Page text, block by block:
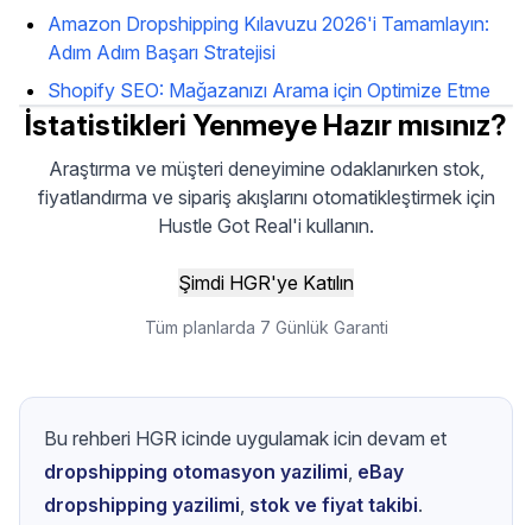
Amazon Dropshipping Kılavuzu 2026'i Tamamlayın:
Adım Adım Başarı Stratejisi
Shopify SEO: Mağazanızı Arama için Optimize Etme
İstatistikleri Yenmeye Hazır mısınız?
Araştırma ve müşteri deneyimine odaklanırken stok,
fiyatlandırma ve sipariş akışlarını otomatikleştirmek için
Hustle Got Real'i kullanın.